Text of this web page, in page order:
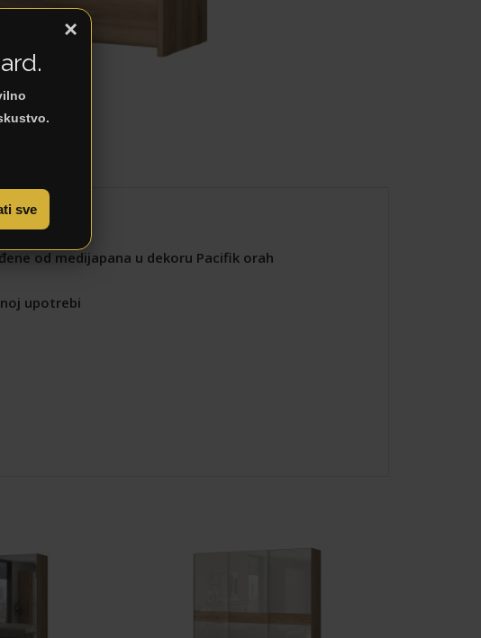
od medijapana u dekoru Pacifik orah
upotrebi
×
sve